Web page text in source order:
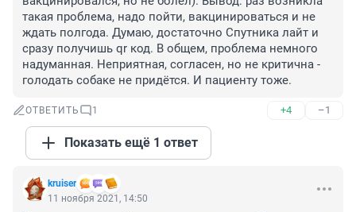
такая проблема, надо пойти, вакцинироваться и не
ждать полгода. Думаю, достаточно Спутника лайт и
сразу получишь qr код. В общем, проблема немного
надуманная. Неприятная, согласен, но не критична -
голодать собаке не придётся. И пациенту тоже.
ОТВЕТИТЬ 1 +4 –1
Показать ещё 1 ответ
kruiser
11 ноября 2021, 14:50